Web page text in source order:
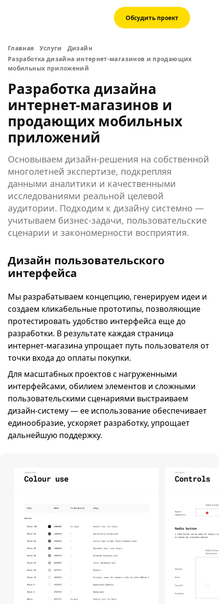
Обсудить проект
Главная Услуги
Дизайн
Разработка дизайна интернет-магазинов и продающих
мобильных приложений
Разработка дизайна
интернет-магазинов и
продающих мобильных
приложений
Основываем дизайн-решения на собственной
многолетней экспертизе, подкрепляя
данными аналитики и качественными
исследованиями реальной целевой
аудитории. Подходим к дизайну системно —
учитываем бизнес-задачи, пользовательские
сценарии и закономерности восприятия.
Дизайн пользовательского
интерфейса
Мы разрабатываем концепцию, генерируем идеи и
создаем кликабельные прототипы, позволяющие
протестировать удобство интерфейса еще до
разработки. В результате каждая страница
интернет-магазина упрощает путь пользователя от
точки входа до оплаты покупки.
Для масштабных проектов с нагруженными
интерфейсами, обилием элементов и сложными
пользовательскими сценариями выстраиваем
дизайн-систему — ее использование обеспечивает
единообразие, ускоряет разработку, упрощает
дальнейшую поддержку.